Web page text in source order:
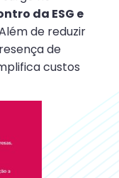
da ESG e
de reduzir
de
custos